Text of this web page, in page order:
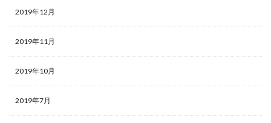
2019年12月
2019年11月
2019年10月
2019年7月